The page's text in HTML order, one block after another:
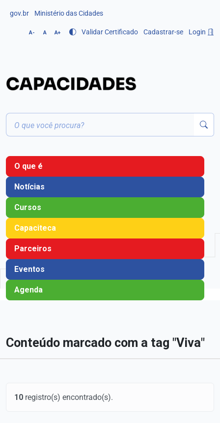
gov.br Ministério das Cidades
A- A A+ Validar Certificado Cadastrar-se Login
O que é
Notícias
Cursos
Capaciteca
Parceiros
Eventos
Agenda
Conteúdo marcado com a tag "Viva"
10 registro(s) encontrado(s).